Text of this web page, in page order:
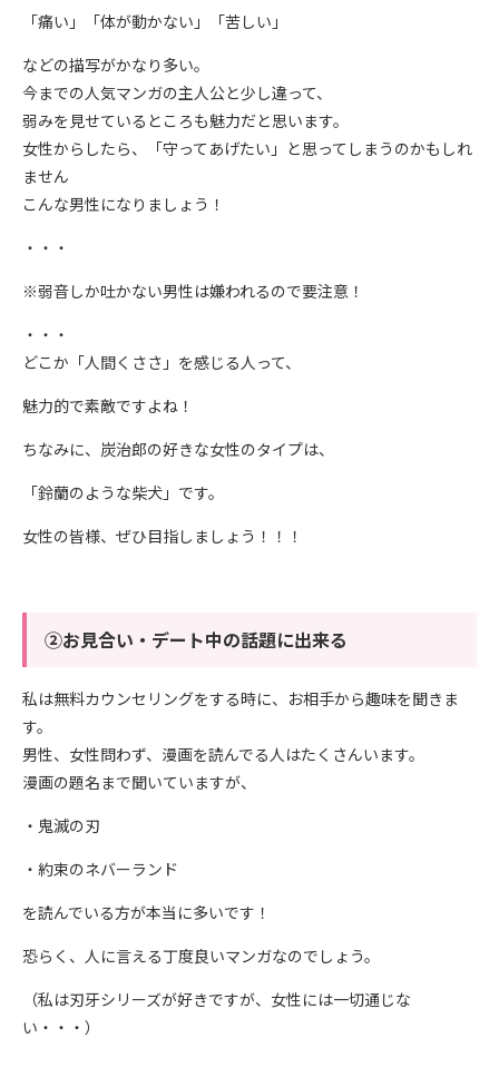
「痛い」「体が動かない」「苦しい」
などの描写がかなり多い。
今までの人気マンガの主人公と少し違って、
弱みを見せているところも魅力だと思います。
女性からしたら、「守ってあげたい」と思ってしまうのかもしれ
ません
こんな男性になりましょう！
・・・
※弱音しか吐かない男性は嫌われるので要注意！
・・・
どこか「人間くささ」を感じる人って、
魅力的で素敵ですよね！
ちなみに、炭治郎の好きな女性のタイプは、
「鈴蘭のような柴犬」です。
女性の皆様、ぜひ目指しましょう！！！
②お見合い・デート中の話題に出来る
私は無料カウンセリングをする時に、お相手から趣味を聞きま
す。
男性、女性問わず、漫画を読んでる人はたくさんいます。
漫画の題名まで聞いていますが、
・鬼滅の刃
・約束のネバーランド
を読んでいる方が本当に多いです！
恐らく、人に言える丁度良いマンガなのでしょう。
（私は刃牙シリーズが好きですが、女性には一切通じな
い・・・）